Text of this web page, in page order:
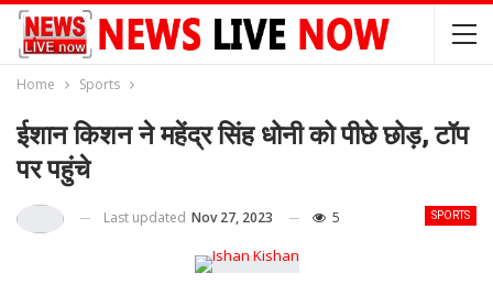
Home Sports
ईशान किशन ने महेंद्र सिंह धोनी को पीछे छोड़, टॉप
पर पहुंचे
SPORTS
Last updated Nov 27, 2023 5